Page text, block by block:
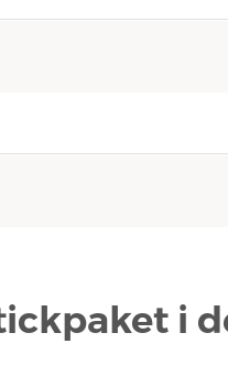
i